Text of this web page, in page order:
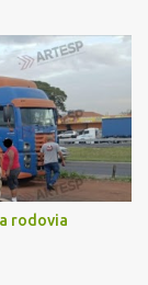
rodovia